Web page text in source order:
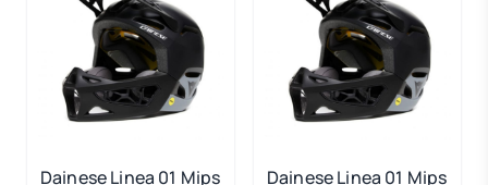
Dainese Linea 01 Mips
Dainese Linea 01 Mips